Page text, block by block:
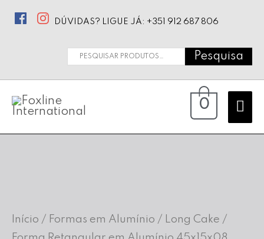
DÚVIDAS? LIGUE JÁ: +351 912 687 806
Pesquisar
Pesquisa
0
Início / Formas em Alumínio / Long Cake /